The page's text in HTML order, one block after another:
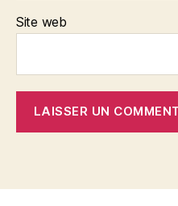
Site web